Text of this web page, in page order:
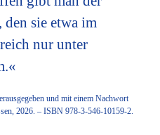
sie etwa im
nur unter
und mit einem Nachwort
2026. – ISBN 978-3-546-10159-2.